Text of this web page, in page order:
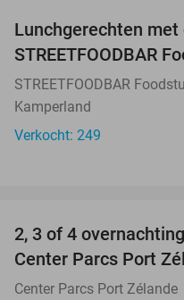
Lunchgerechten
STREETFOODBAR
STREETFOODBAR
Kamperland
Verkocht: 249
2, 3 of 4
Center Parcs Port
Center Parcs Port Zélande